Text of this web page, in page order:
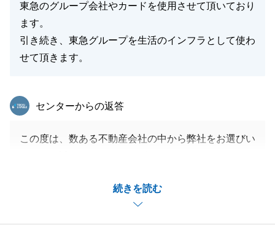
東急のグループ会社やカードを使用させて頂いており
ます。
引き続き、東急グループを生活のインフラとして使わ
せて頂きます。
続きを読む
東急リバブル
センターからの返答
この度は、数ある不動産会社の中から弊社をお選びい
がございましたら、いつでもお気軽にご相談くださ
引き続き、東急グループ会社よろしくお願い申し上げ